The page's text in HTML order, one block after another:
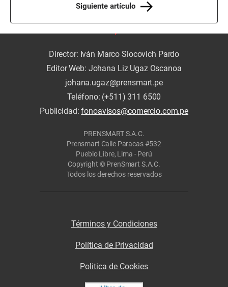
Siguiente artículo
Director: Iván Marco Slocovich Pardo
Editor Web: Johana Liz Ugaz Oscanoa
johana.ugaz@prensmart.pe
Teléfono: (+511) 311 6500
Publicidad:fonoavisos@comercio.com.pe
PRENSMART S.A.C.
Prensmart Calle Paracas #532
Pueblo Libre, Lima - Perú
Copyright © PrenSmart S.A.C.
Todos los derechos reservados
Términos y Condiciones
Política de Privacidad
Politica de Cookies